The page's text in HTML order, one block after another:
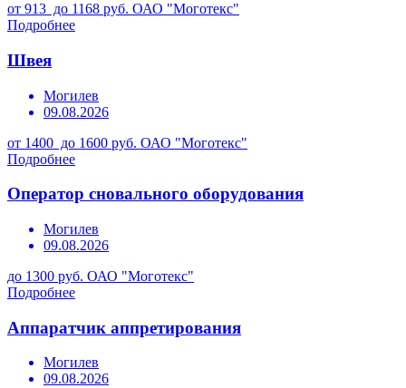
от 913 до 1168 руб. ОАО "Моготекс"
Подробнее
Швея
Могилев
09.08.2026
от 1400 до 1600 руб. ОАО "Моготекс"
Подробнее
Оператор сновального оборудования
Могилев
09.08.2026
до 1300 руб. ОАО "Моготекс"
Подробнее
Аппаратчик аппретирования
Могилев
09.08.2026